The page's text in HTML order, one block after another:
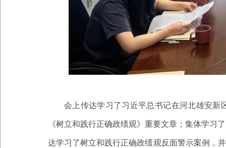
会上传达学习了习近平总书记在河北雄安新
《树立和践行正确政绩观》重要文章；集体学习
达学习了树立和践行正确政绩观反面警示案例 ，